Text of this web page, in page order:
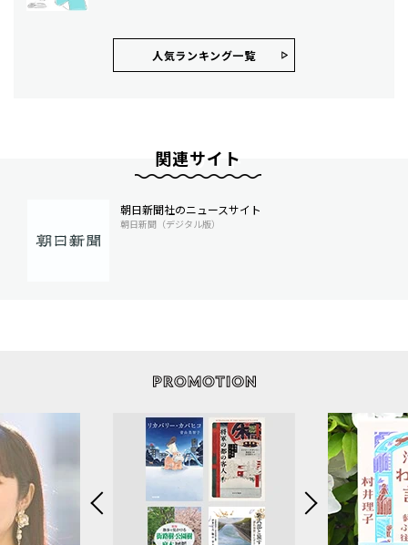
人気ランキング⼀覧
関連サイト
朝日新聞社のニュースサイト
朝日新聞（デジタル版）